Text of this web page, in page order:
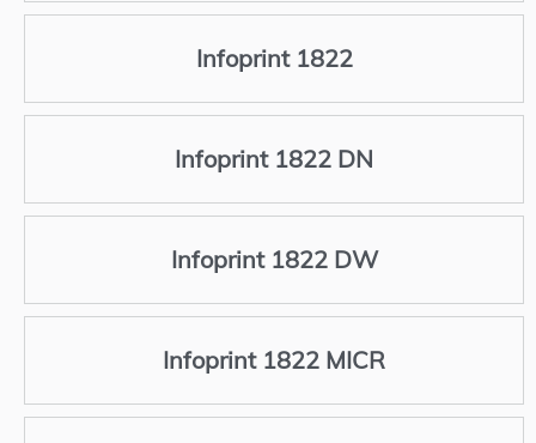
Infoprint 1822
Infoprint 1822 DN
Infoprint 1822 DW
Infoprint 1822 MICR